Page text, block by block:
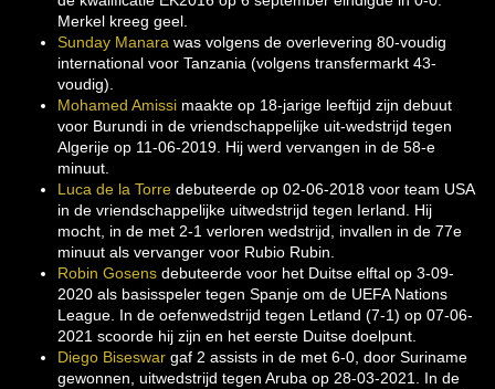
Merkel kreeg geel.
Sunday Manara was volgens de overlevering 80-voudig
international voor Tanzania (volgens transfermarkt 43-
voudig).
Mohamed Amissi maakte op 18-jarige leeftijd zijn debuut
voor Burundi in de vriendschappelijke uit-wedstrijd tegen
Algerije op 11-06-2019. Hij werd vervangen in de 58-e
minuut.
Luca de la Torre debuteerde op 02-06-2018 voor team USA
in de vriendschappelijke uitwedstrijd tegen Ierland. Hij
mocht, in de met 2-1 verloren wedstrijd, invallen in de 77e
minuut als vervanger voor Rubio Rubin.
Robin Gosens debuteerde voor het Duitse elftal op 3-09-
2020 als basisspeler tegen Spanje om de UEFA Nations
League. In de oefenwedstrijd tegen Letland (7-1) op 07-06-
2021 scoorde hij zijn en het eerste Duitse doelpunt.
Diego Biseswar gaf 2 assists in de met 6-0, door Suriname
gewonnen, uitwedstrijd tegen Aruba op 28-03-2021. In de